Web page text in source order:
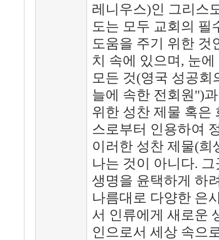
레니우스)인 그리스
도는 모두 교회의 필
도움을 주기 위한 것
치 속에 있으며, 눈
모든 것(영국 성공
늘에 속한 전회원")
위한 성찬 제물 혹은
스로부터 인용하여
이러한 성찬 제물(희
나는 것이 아니다.
생명을 윤택하게 하
나름대로 다양한 은
서 인류에게 새로운
인으로서 세상 속으